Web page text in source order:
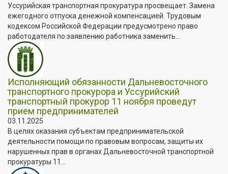
Уссурийская транспортная прокуратура просвещает. Замена
ежегодного отпуска денежной компенсацией. Трудовым
кодексом Российской Федерации предусмотрено право
работодателя по заявлению работника заменить...
Исполняющий обязанности Дальневосточного
транспортного прокурора и Уссурийский
транспортный прокурор 11 ноября проведут
прием предпринимателей
03.11.2025
В целях оказания субъектам предпринимательской
деятельности помощи по правовым вопросам, защиты их
нарушенных прав в органах Дальневосточной транспортной
прокуратуры 11...